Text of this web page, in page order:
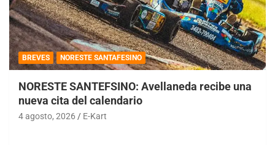
BREVES NORESTE SANTAFESINO
NORESTE SANTEFSINO: Avellaneda recibe una
nueva cita del calendario
4 agosto, 2026 E-Kart